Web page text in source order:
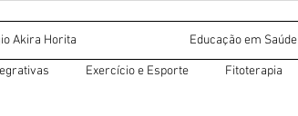
Akira Horita Educação em Saúde
Exercício e Esporte Fitoterapia